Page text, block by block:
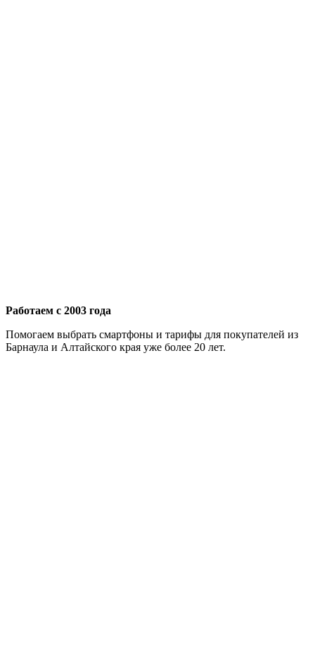
Работаем с 2003 года
Помогаем выбрать смартфоны и тарифы для покупателей из
Барнаула и Алтайского края уже более 20 лет.